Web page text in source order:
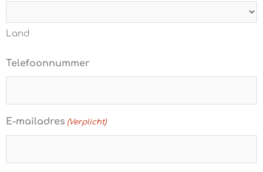
Land
Telefoonnummer
E-mailadres (Verplicht)